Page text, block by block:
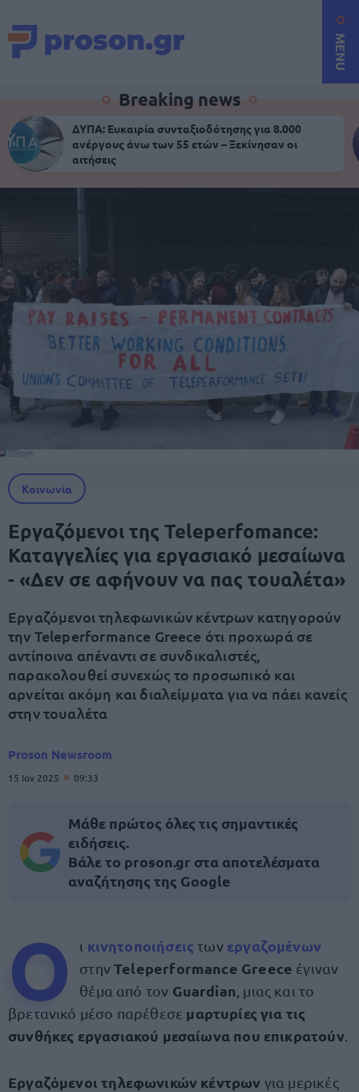
MENU
Breaking news
ΔΥΠΑ: Ευκαιρία συνταξιοδότησης για 8.000
ανέργους άνω των 55 ετών – Ξεκίνησαν οι
αιτήσεις
Κοινωνία
Εργαζόμενοι της Teleperfomance:
Καταγγελίες για εργασιακό μεσαίωνα
- «Δεν σε αφήνουν να πας τουαλέτα»
Εργαζόμενοι τηλεφωνικών κέντρων κατηγορούν
την Teleperformance Greece ότι προχωρά σε
αντίποινα απέναντι σε συνδικαλιστές,
παρακολουθεί συνεχώς το προσωπικό και
αρνείται ακόμη και διαλείμματα για να πάει κανείς
στην τουαλέτα
Proson Newsroom
15 Ιαν 2025 09:33
Μάθε πρώτος όλες τις σημαντικές
ειδήσεις.
Βάλε το proson.gr στα αποτελέσματα
αναζήτησης της Google
Ο ι κινητοποιήσειςτων εργαζομένων
στηνTeleperformance Greece έγιναν
θέμα από τον Guardian , μιας και το
βρετανικό μέσο παρέθεσε μαρτυρίες για τις
συνθήκες εργασιακού μεσαίωνα που επικρατούν.
Εργαζόμενοι τηλεφωνικών κέντρων για μερικές